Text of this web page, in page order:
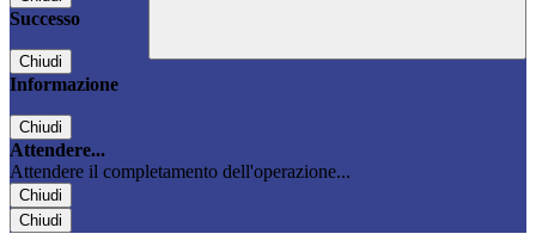
Successo
Chiudi
Informazione
Chiudi
Attendere...
Attendere il completamento dell'operazione...
Chiudi
Chiudi